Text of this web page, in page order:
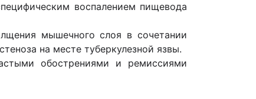
воспалением пищевода
мышечного слоя в сочетании
на месте туберкулезной язвы.
обострениями и ремиссиями